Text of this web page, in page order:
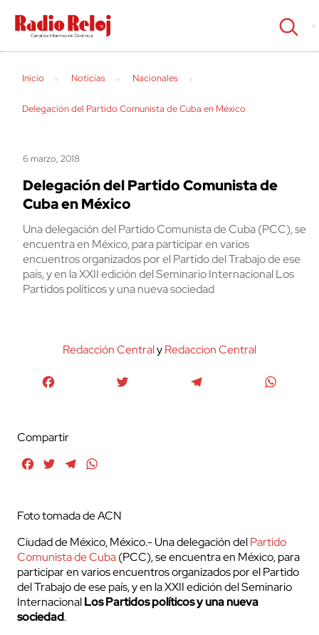
cerrar
Inicio Noticias Nacionales
Delegación del Partido Comunista de Cuba en México
6 marzo, 2018
Delegación del Partido Comunista de
Cuba en México
Una delegación del Partido Comunista de Cuba (PCC), se
encuentra en México, para participar en varios
encuentros organizados por el Partido del Trabajo de ese
país, y en la XXII edición del Seminario Internacional Los
Partidos políticos y una nueva sociedad
Redacción CentralyRedaccion Central
Compartir
FacebookTwitterTelegram
Foto tomada de ACN
Ciudad de México, México.- Una delegación delPartido
Comunista de Cuba(PCC), se encuentra en México, para
participar en varios encuentros organizados por el Partido
del Trabajo de ese país, y en la XXII edición del Seminario
InternacionalLos Partidos políticos y una nueva
sociedad.